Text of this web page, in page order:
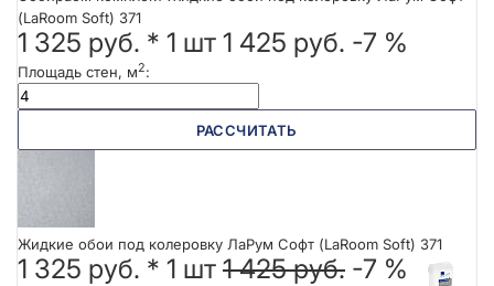
(LaRoom Soft) 371
1 325 руб. * 1 шт 1 425 руб. -7 %
Площадь стен, м2:
РАССЧИТАТЬ
Жидкие обои под колеровку ЛаРум Софт (LaRoom Soft) 371
1 325 руб. * 1 шт 1 425 руб. -7 %